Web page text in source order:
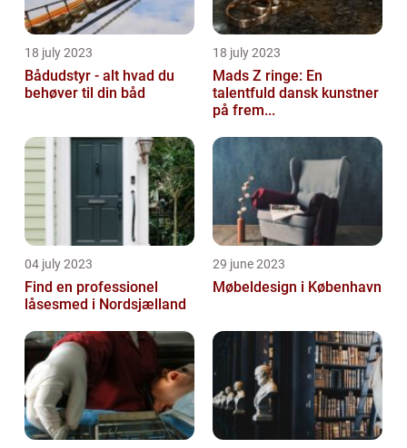
18 july 2023
Bådudstyr - alt hvad du
behøver til din båd
18 july 2023
Mads Z ringe: En
talentfuld dansk kunstner
på frem...
04 july 2023
Find en professionel
låsesmed i Nordsjælland
29 june 2023
Møbeldesign i København